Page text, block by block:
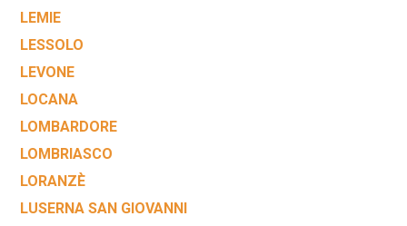
LEMIE
LESSOLO
LEVONE
LOCANA
LOMBARDORE
LOMBRIASCO
LORANZÈ
LUSERNA SAN GIOVANNI